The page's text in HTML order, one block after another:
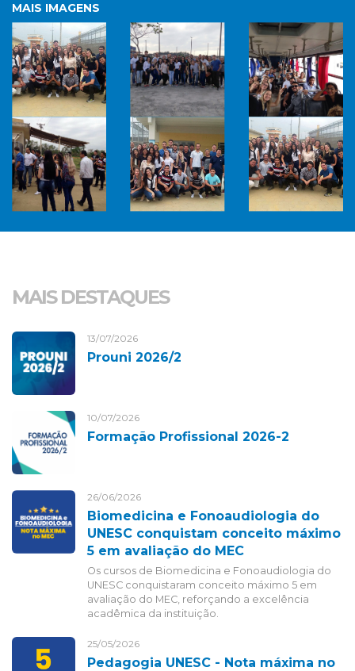
MAIS IMAGENS
MAIS DESTAQUES
13/07/2026
Prouni 2026/2
10/07/2026
Formação Profissional 2026-2
26/06/2026
Biomedicina e Fonoaudiologia do
UNESC conquistam conceito máximo
5 em avaliação do MEC
Os cursos de Biomedicina e Fonoaudiologia do
UNESC conquistaram conceito máximo 5 em
avaliação do MEC, reforçando a excelência
acadêmica da instituição.
25/05/2026
Pedagogia UNESC - Nota máxima no